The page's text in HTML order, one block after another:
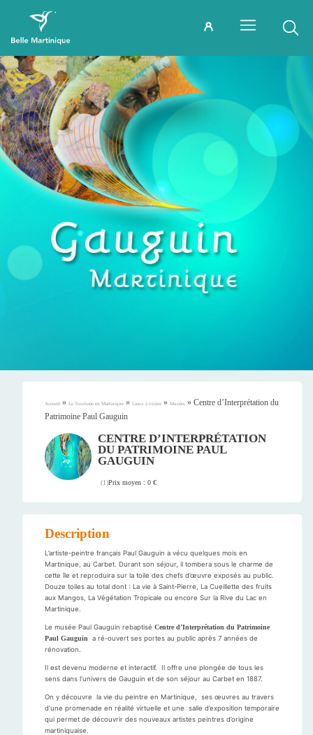
Accueil » Le Tourisme en Martinique » Lieux à visiter » Musées » Centre d’Interprétation du
Patrimoine Paul Gauguin
CENTRE D’INTERPRÉTATION
DU PATRIMOINE PAUL
GAUGUIN
(1)Prix moyen : 0 €
Description
L’artiste-peintre français Paul Gauguin a vécu quelques mois en
Martinique, au Carbet. Durant son séjour, il tombera sous le charme de
cette île et reproduira sur la toile des chefs d’œuvre exposés au public.
Douze toiles au total dont : La vie à Saint-Pierre, La Cueillette des fruits
aux Mangos, La Végétation Tropicale ou encore Sur la Rive du Lac en
Martinique.
Le musée Paul Gauguin rebaptisé Centre d’Interprétation du Patrimoine
Paul Gauguin a ré-ouvert ses portes au public après 7 années de
rénovation.
Il est devenu moderne et interactif. Il offre une plongée de tous les
sens dans l’univers de Gauguin et de son séjour au Carbet en 1887.
On y découvre la vie du peintre en Martinique, ses œuvres au travers
d’une promenade en réalité virtuelle et une salle d’exposition temporaire
qui permet de découvrir des nouveaux artistes peintres d’origine
martiniquaise.